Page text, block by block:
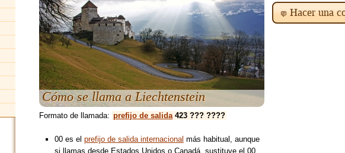
Hacer una
Cómo se llama a Liechtenstein
Formato de llamada: prefijo de salida423 ??? ????
00 es el prefijo de salida internacional más habitual, aunque
si llamas desde Estados Unidos o Canadá, sustituye el 00